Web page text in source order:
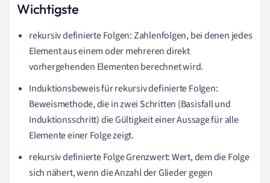
Wichtigste
rekursiv definierte Folgen: Zahlenfolgen, bei denen jedes
Element aus einem oder mehreren direkt
vorhergehenden Elementen berechnet wird.
Induktionsbeweis für rekursiv definierte Folgen:
Beweismethode, die in zwei Schritten (Basisfall und
Induktionsschritt) die Gültigkeit einer Aussage für alle
Elemente einer Folge zeigt.
rekursiv definierte Folge Grenzwert: Wert, dem die Folge
sich nähert, wenn die Anzahl der Glieder gegen